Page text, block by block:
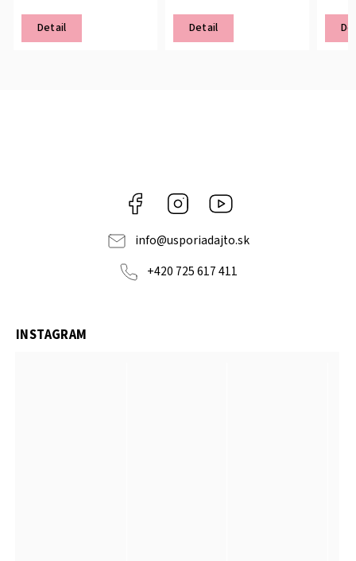
Detail Detail
Facebook Instagram
info@usporiadajto.sk
+420 725 617 411
INSTAGRAM